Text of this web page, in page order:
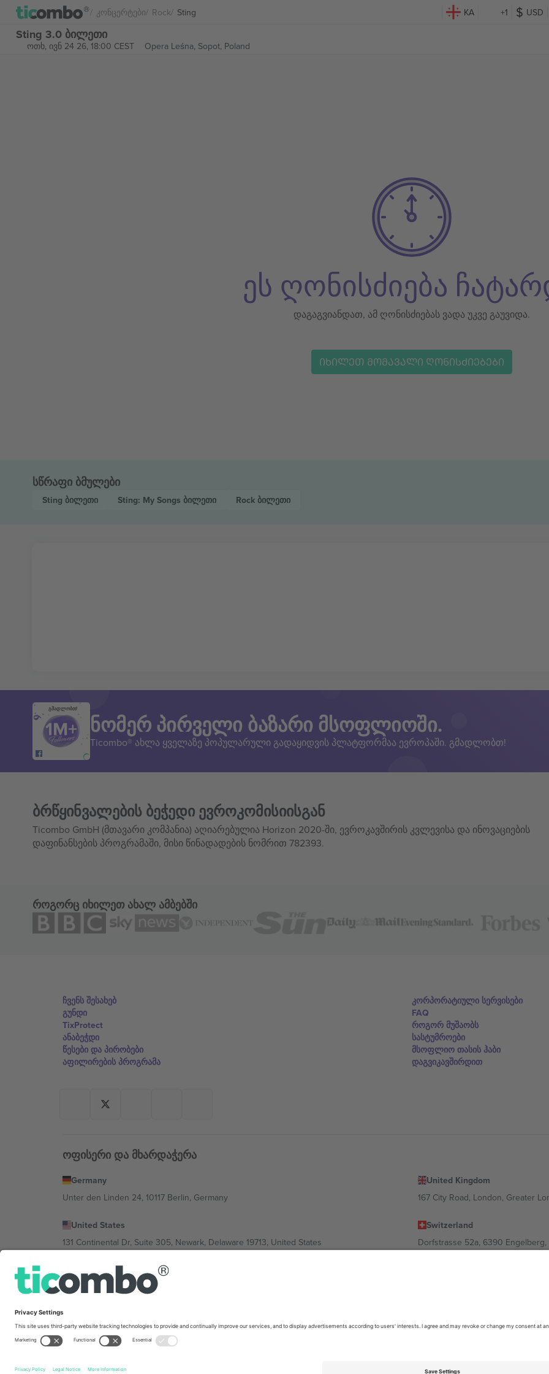
Კონცერტები Rock Sting KA +1 USD
Sting 3.0 ბილეთი
ოთხ, ივნ 24 26, 18:00 CEST Opera Leśna, Sopot, Poland
ეს ღონისძიება
დაგაგვიანდათ, ამ ღონისძიებას ვადა უკვე გაუვიდა.
ᲘᲮᲘᲚᲔᲗ ᲛᲝᲛᲐᲕᲐᲚᲘ ᲦᲝᲜᲘᲡᲫᲘᲔᲑᲔᲑᲘ
სწრაფი ბმულები
Sting ბილეთი Sting: My Songs ბილეთი Rock ბილეთი
გმადლობთ!
ნომერ პირველი ბაზარი მსოფლიოში.
Ticombo® ახლა ყველაზე პოპულარული გადაყიდვის პლატფორმაა ევროპაში. გმადლობთ!
ბრწყინვალების ბეჭედი ევროკომისიისგან
Ticombo GmbH (მთავარი კომპანია) აღიარებულია Horizon 2020-ში, ევროკავშირის კვლევისა და ინოვაციების
დაფინანსების პროგრამაში, მისი წინადადების ნომრით 782393.
როგორც იხილეთ ახალ ამბებში
ჩვენს შესახებ
გუნდი
TixProtect
ანაბეჭდი
წესები და პირობები
აფილირების პროგრამა
კორპორატიული სერვისები
FAQ
როგორ მუშაობს
სასტუმროები
მსოფლიო თასის ჰაბი
დაგვიკავშირდით
ოფისერი და მხარდაჭერა
Germany
Unter den Linden 24, 10117 Berlin, Germany
United Kingdom
167 City Road, London, Greater
United States
131 Continental Dr, Suite 305, Newark, Delaware 19713, United States
Switzerland
Dorfstrasse 52a, 6390
Bulgaria
Regus Sofia City West, bul Totleben 53-55, 1606 Sofia, Bulgaria
Av Chapultepec 360, Roma Norte, Cuauhtémoc, 06700 Ciudad de México, CDMX, Mexico
კონკრეტული პირობები.,